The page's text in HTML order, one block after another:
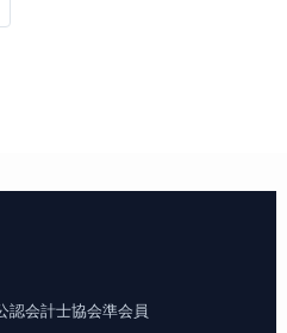
認会計士協会準会員